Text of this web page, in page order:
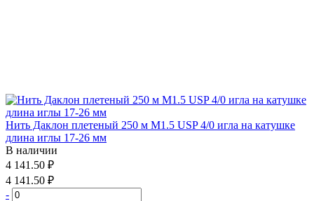
Нить Даклон плетеный 250 м М1.5 USP 4/0 игла на катушке
длина иглы 17-26 мм
В наличии
4 141.50 ₽
4 141.50 ₽
-